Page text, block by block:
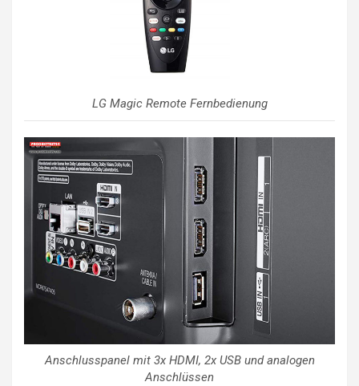
LG Magic Remote Fernbedienung
Anschlusspanel mit 3x HDMI, 2x USB und analogen
Anschlüssen